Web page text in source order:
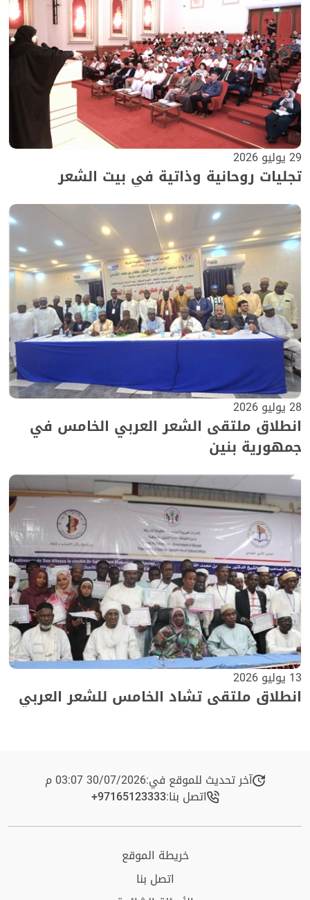
29 يوليو 2026
تجليات روحانية وذاتية في بيت الشعر
28 يوليو 2026
انطلاق ملتقى الشعر العربي الخامس في
جمهورية بنين
13 يوليو 2026
انطلاق ملتقى تشاد الخامس للشعر العربي
آخر تحديث للموقع في:30/07/2026 03:07 م
اتصل بنا:+97165123333​
خريطة الموقع
اتصل بنا